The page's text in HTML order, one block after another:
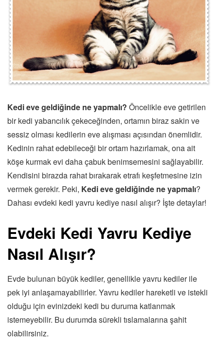
Kedi eve geldiğinde ne yapmalı? Öncelikle eve getirilen
bir kedi yabancılık çekeceğinden, ortamın biraz sakin ve
sessiz olması kedilerin eve alışması açısından önemlidir.
Kedinin rahat edebileceği bir ortam hazırlamak, ona ait
köşe kurmak evi daha çabuk benimsemesini sağlayabilir.
Kendisini birazda rahat bırakarak etrafı keşfetmesine izin
vermek gerekir. Peki, Kedi eve geldiğinde ne yapmalı?
Dahası evdeki kedi yavru kediye nasıl alışır? İşte detaylar!
Evdeki Kedi Yavru Kediye
Nasıl Alışır?
Evde bulunan büyük kediler, genellikle yavru kediler ile
pek iyi anlaşamayabilirler. Yavru kediler hareketli ve istekli
olduğu için evinizdeki kedi bu duruma katlanmak
istemeyebilir. Bu durumda sürekli tıslamalarına şahit
olabilirsiniz.